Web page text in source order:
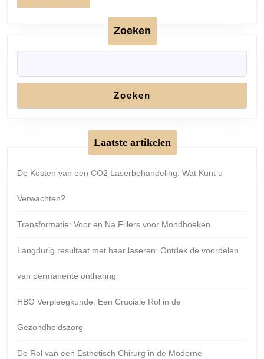
Deze
Behandeling
MORE
Zoeken
Zoeken
Laatste artikelen
De Kosten van een CO2 Laserbehandeling: Wat Kunt u
Verwachten?
Transformatie: Voor en Na Fillers voor Mondhoeken
Langdurig resultaat met haar laseren: Ontdek de voordelen
van permanente ontharing
HBO Verpleegkunde: Een Cruciale Rol in de
Gezondheidszorg
De Rol van een Esthetisch Chirurg in de Moderne